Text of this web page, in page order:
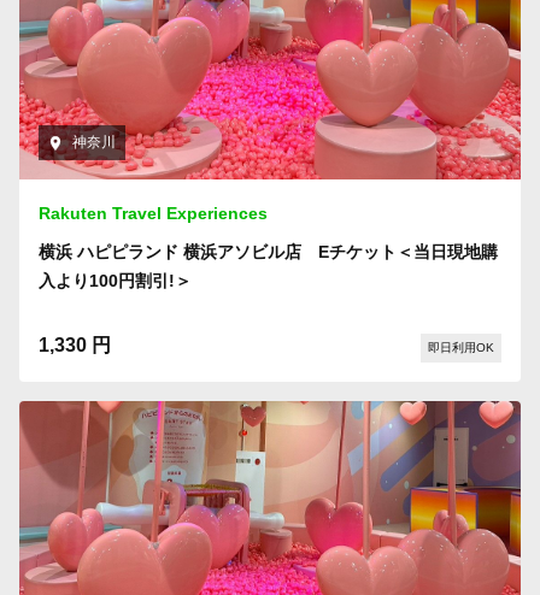
神奈川
Rakuten Travel Experiences
横浜 ハピピランド 横浜アソビル店 Eチケット＜当日現地購
入より100円割引!＞
1,330 円 即日利用OK